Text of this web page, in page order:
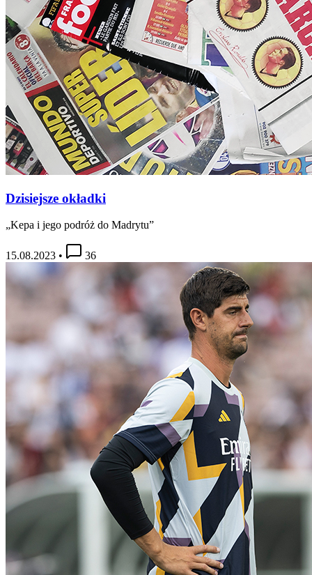
Dzisiejsze okładki
„Kepa i jego podróż do Madrytu”
15.08.2023 • 36